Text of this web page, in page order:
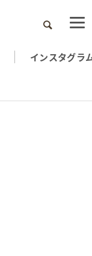
検索
インスタグラ